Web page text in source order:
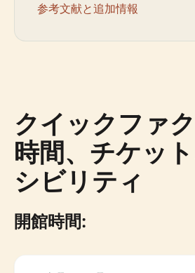
参考文献と追加情報
クイックファ
時間、チケッ
シビリティ
開館時間: